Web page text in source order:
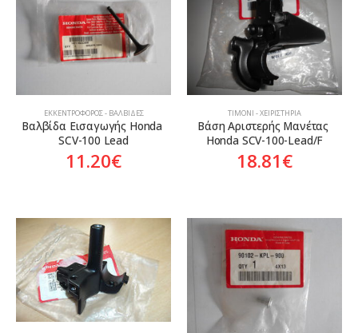
ΕΚΚΕΝΤΡΟΦΌΡΟΣ - ΒΑΛΒΊΔΕΣ
Βαλβίδα Εισαγωγής Honda
SCV-100 Lead
11.20€
ΤΙΜΌΝΙ - ΧΕΙΡΙΣΤΉΡΙΑ
Βάση Αριστερής Μανέτας
Honda SCV-100-Lead/F
18.81€